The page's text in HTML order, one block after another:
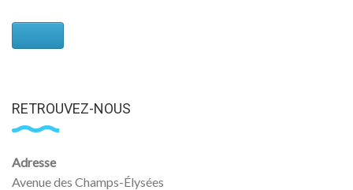
RETROUVEZ-NOUS
Adresse
Avenue des Champs-Élysées